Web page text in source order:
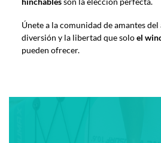
hinchablesson la elección perfecta.
Únete a la comunidad de amantes del
diversión y la libertad que soloel
pueden ofrecer.